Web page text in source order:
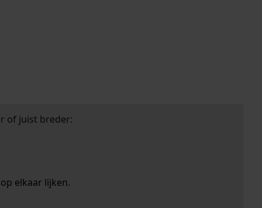
of juist breder:
elkaar lijken.